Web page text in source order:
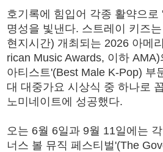
호기록에 힘입어 각종 활약으
명성을 빛낸다. 스트레이 키즈
현지시간) 개최되는 2026 아메
rican Music Awards, 이하
아티스트'(Best Male K-Pop) 부
대 대중가요 시상식 중 하나로
노미네이트에 성공했다.
오는 6월 6일과 9월 11일에는
너스 볼 뮤직 페스티벌'(The